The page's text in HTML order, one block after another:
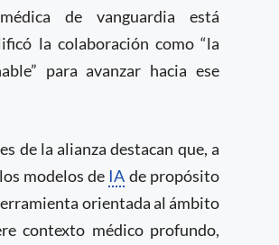
de vanguardia está
la colaboración como “la
para avanzar hacia ese
de la alianza destacan que, a
modelos de IA de propósito
orientada al ámbito
contexto médico profundo,